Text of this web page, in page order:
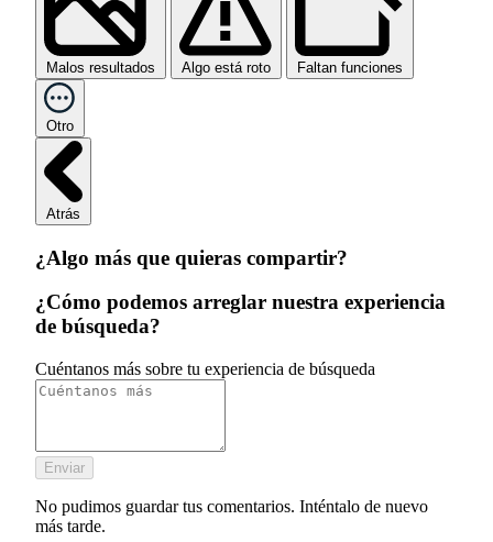
Malos resultados Algo está roto Faltan funciones
Otro
Atrás
¿Algo más que quieras compartir?
¿Cómo podemos arreglar nuestra experiencia
de búsqueda?
Cuéntanos más sobre tu experiencia de búsqueda
Enviar
No pudimos guardar tus comentarios. Inténtalo de nuevo
más tarde.